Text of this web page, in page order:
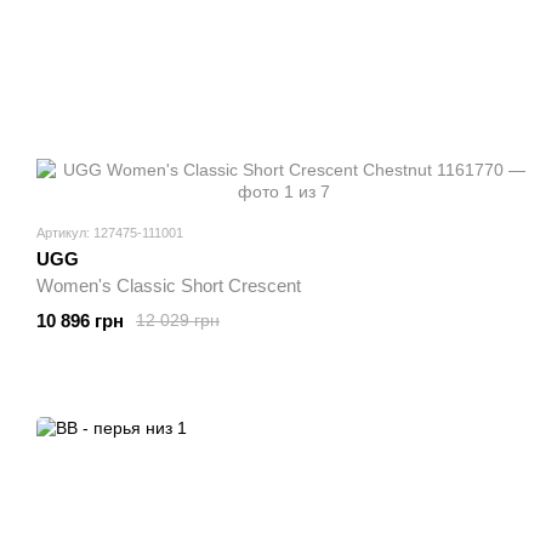
Артикул: 127475-111001
UGG
Women's Classic Short Crescent
12 029 грн
10 896 грн